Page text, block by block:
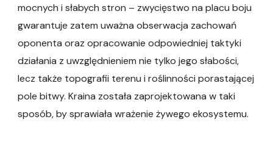
mocnych i słabych stron – zwycięstwo na placu boju
gwarantuje zatem uważna obserwacja zachowań
oponenta oraz opracowanie odpowiedniej taktyki
działania z uwzględnieniem nie tylko jego słabości,
lecz także topografii terenu i roślinności porastającej
pole bitwy. Kraina została zaprojektowana w taki
sposób, by sprawiała wrażenie żywego ekosystemu.